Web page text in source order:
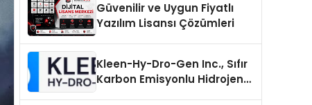
Güvenilir ve Uygun Fiyatlı
Yazılım Lisansı Çözümleri
Kleen-Hy-Dro-Gen Inc., Sıfır
Karbon Emisyonlu Hidrojen